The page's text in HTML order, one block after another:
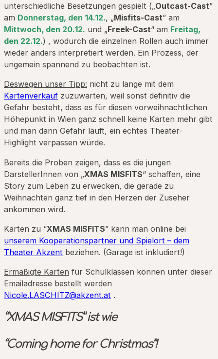
unterschiedliche Besetzungen gespielt („Outcast-Cast”
am Donnerstag, den 14.12., „Misfits-Cast” am
Mittwoch, den 20.12. und „Freek-Cast“ am Freitag,
den 22.12.) , wodurch die einzelnen Rollen auch immer
wieder anders interpretiert werden. Ein Prozess, der
ungemein spannend zu beobachten ist.
Deswegen unser Tipp: nicht zu lange mit dem
Kartenverkauf zuzuwarten, weil sonst definitiv die
Gefahr besteht, dass es für diesen vorweihnachtlichen
Höhepunkt in Wien ganz schnell keine Karten mehr gibt
und man dann Gefahr läuft, ein echtes Theater-
Highlight verpassen würde.
Bereits die Proben zeigen, dass es die jungen
DarstellerInnen von „XMAS MISFITS“ schaffen, eine
Story zum Leben zu erwecken, die gerade zu
Weihnachten ganz tief in den Herzen der Zuseher
ankommen wird.
Karten zu “XMAS MISFITS” kann man online bei
unserem Kooperationspartner und Spielort – dem
Theater Akzent beziehen. (Garage ist inkludiert!)
Ermäßigte Karten für Schulklassen können unter dieser
Emailadresse bestellt werden
Nicole.LASCHITZ@akzent.at .
“XMAS MISFITS” ist wie
“Coming home for Christmas”!